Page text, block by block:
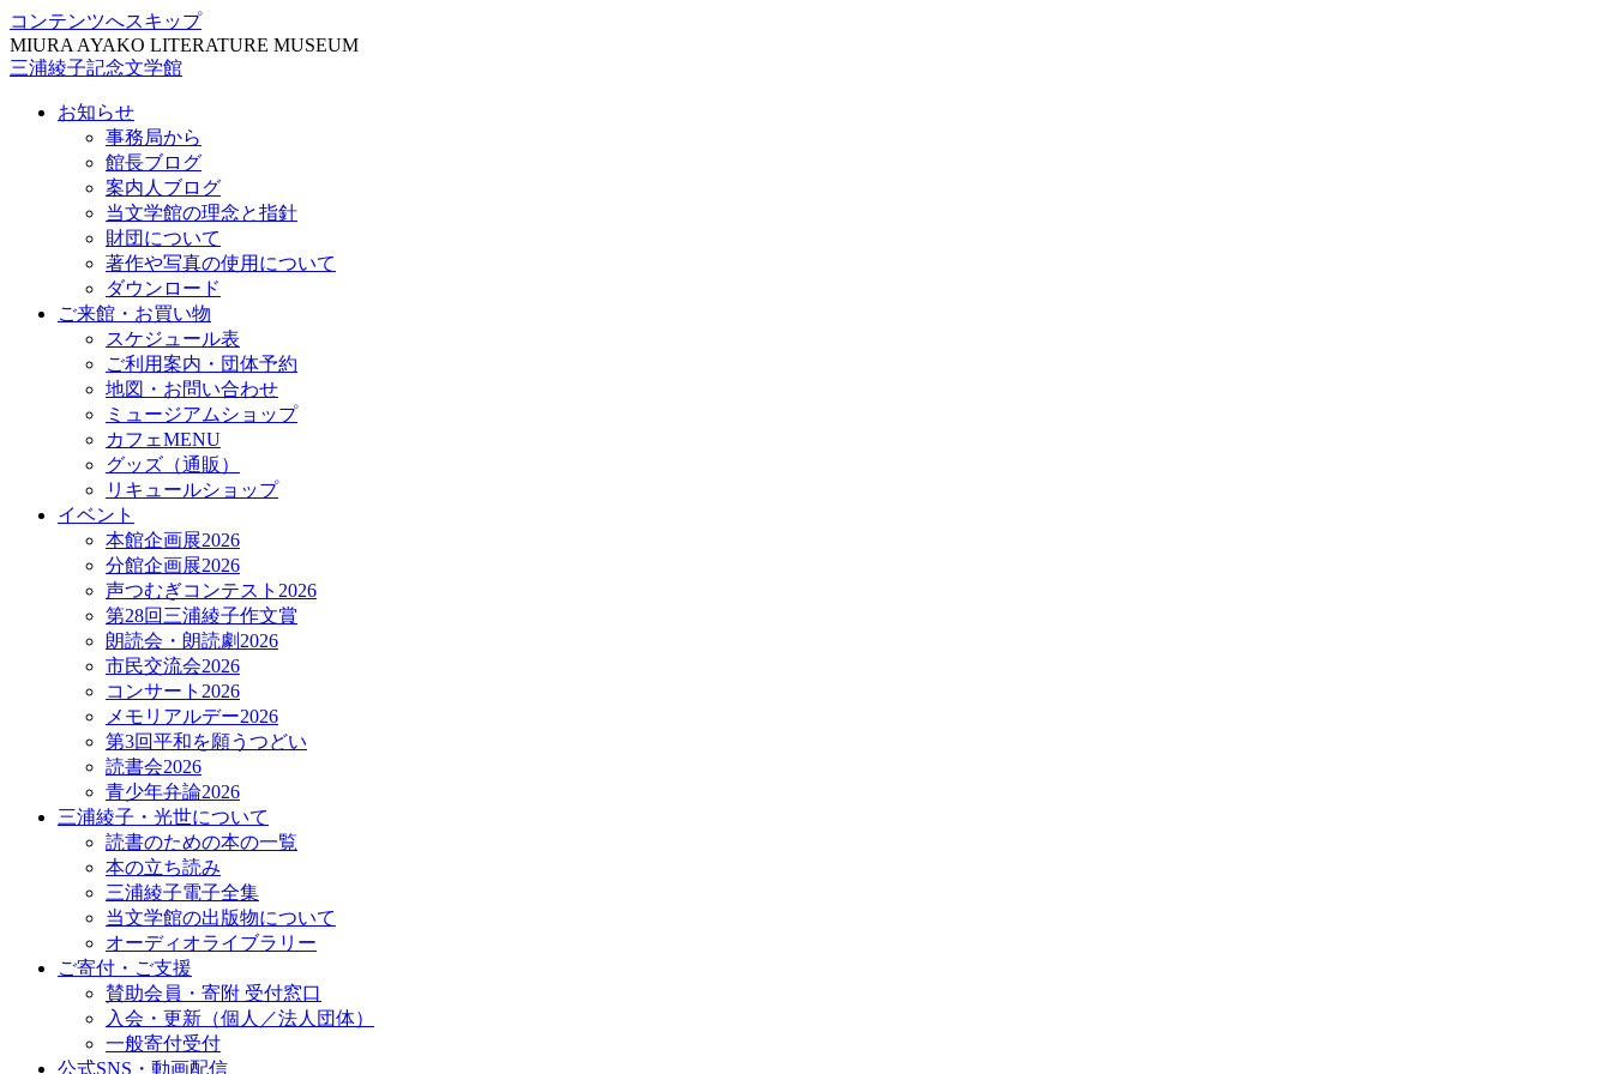
コンテンツへスキップ
MIURA AYAKO LITERATURE MUSEUM
三浦綾子記念文学館
お知らせ
事務局から
館長ブログ
案内人ブログ
当文学館の理念と指針
財団について
著作や写真の使用について
ダウンロード
ご来館・お買い物
スケジュール表
ご利用案内・団体予約
地図・お問い合わせ
ミュージアムショップ
カフェMENU
グッズ（通販）
リキュールショップ
イベント
本館企画展2026
分館企画展2026
声つむぎコンテスト2026
第28回三浦綾子作文賞
朗読会・朗読劇2026
市民交流会2026
コンサート2026
メモリアルデー2026
第3回平和を願うつどい
読書会2026
青少年弁論2026
三浦綾子・光世について
読書のための本の一覧
本の立ち読み
三浦綾子電子全集
当文学館の出版物について
オーディオライブラリー
ご寄付・ご支援
賛助会員・寄附 受付窓口
入会・更新（個人／法人団体）
一般寄付受付
公式SNS・動画配信